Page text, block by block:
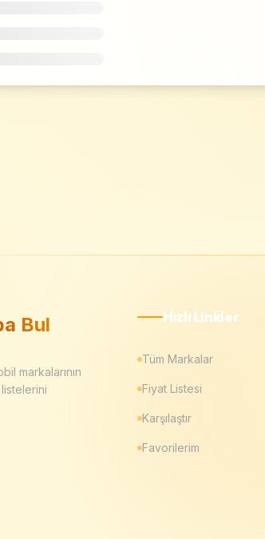
Bul
markalarının
Hızlı Linkler
Tüm Markalar
Fiyat Listesi
Karşılaştır
Favorilerim